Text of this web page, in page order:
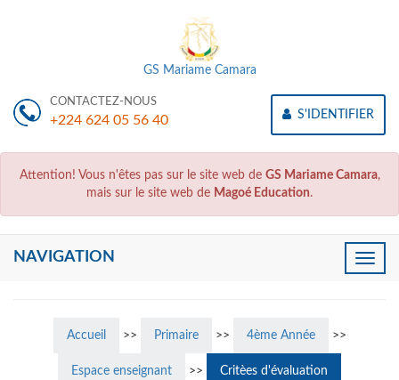
GS Mariame Camara
CONTACTEZ-NOUS
+224 624 05 56 40 S'IDENTIFIER
Attention! Vous n'êtes pas sur le site web de GS Mariame Camara,
mais sur le site web de Magoé Education.
Toggle
NAVIGATION
Accueil >> Primaire >> 4ème Année >>
Espace enseignant >> Critèes d'évaluation